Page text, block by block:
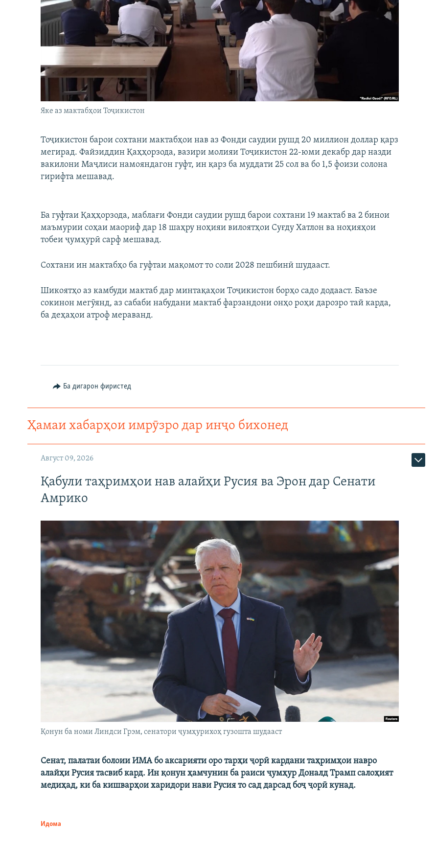
Яке аз мактабҳои Тоҷикистон
Тоҷикистон барои сохтани мактабҳои нав аз Фонди саудии рушд 20 миллион доллар қарз
мегирад. Файзиддин Қаҳҳорзода, вазири молияи Тоҷикистон 22-юми декабр дар назди
вакилони Маҷлиси намояндагон гуфт, ин қарз ба муддати 25 сол ва бо 1,5 фоизи солона
гирифта мешавад.
Ба гуфтаи Қаҳҳорзода, маблағи Фонди саудии рушд барои сохтани 19 мактаб ва 2 бинои
маъмурии соҳаи маориф дар 18 шаҳру ноҳияи вилоятҳои Суғду Хатлон ва ноҳияҳои
тобеи ҷумҳурӣ сарф мешавад.
Сохтани ин мактабҳо ба гуфтаи мақомот то соли 2028 пешбинӣ шудааст.
Шикоятҳо аз камбуди мактаб дар минтақаҳои Тоҷикистон борҳо садо додааст. Баъзе
сокинон мегӯянд, аз сабаби набудани мактаб фарзандони онҳо роҳи дарозро тай карда,
ба деҳаҳои атроф мераванд.
Ба дигарон фиристед
Ҳамаи хабарҳои имрӯзро дар инҷо бихонед
Август 09, 2026
Қабули таҳримҳои нав алайҳи Русия ва Эрон дар Сенати
Амрико
Қонун ба номи Линдси Грэм, сенатори ҷумҳурихоҳ гузошта шудааст
Сенат, палатаи болоии ИМА бо аксарияти оро тарҳи ҷорӣ кардани таҳримҳои навро
алайҳи Русия тасвиб кард. Ин қонун ҳамчунин ба раиси ҷумҳур Доналд Трамп салоҳият
медиҳад, ки ба кишварҳои харидори нави Русия то сад дарсад боҷ ҷорӣ кунад.
Идома